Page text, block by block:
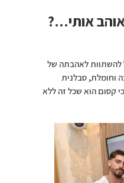
אותי…?
להשתוות לאהבתה של
וחומלת, סבלנית
קסום הוא שכל זה ללא